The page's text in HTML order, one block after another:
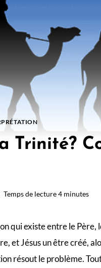
Trinité?
Temps de lecture4 minutes
qui existe entre le Père,
et Jésus un être créé,
résout le problème.